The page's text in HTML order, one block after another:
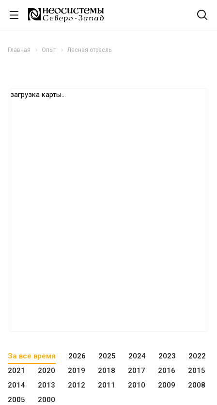
Главная Опыт Лесная отрасль
загрузка карты...
За все время 2026 2025 2024 2023
2022
2021
2020 2019 2018 2017 2016
2015
2014
2013 2012 2011 2010 2009
2008
2005
2000